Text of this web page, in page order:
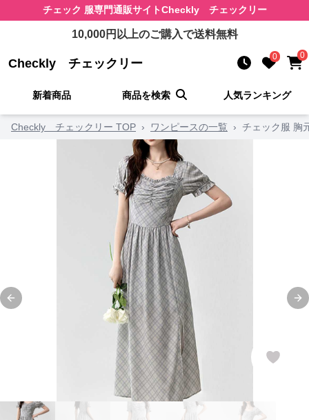
チェック 服専門通販サイトCheckly チェックリー
10,000円以上のご購入で送料無料
Checkly チェックリー 0 0
新着商品 商品を検索 人気ランキング
Checkly チェックリー TOP › ワンピースの一覧 › チェック服 胸
Previous slide